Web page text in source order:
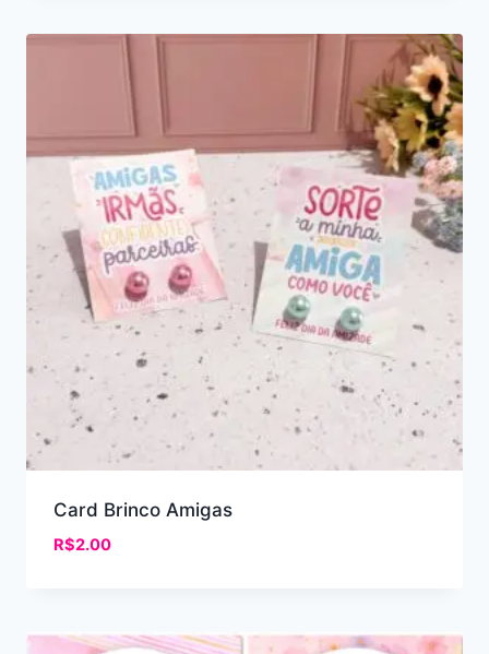
Card Brinco Amigas
R$2.00